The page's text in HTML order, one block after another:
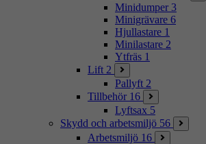
Minidumper 3
Minigrävare 6
Hjullastare 1
Minilastare 2
Ytfräs 1
Lift 2
Pallyft 2
Tillbehör 16
Lyftsax 5
Skydd och arbetsmiljö 56
Arbetsmiljö 16